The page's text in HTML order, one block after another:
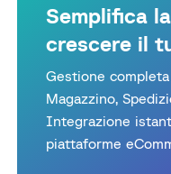
Semplifica
crescere il
Gestione
Magazzino,
Integrazione
piattaforme